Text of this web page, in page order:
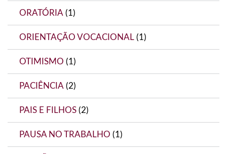
ORATÓRIA (1)
ORIENTAÇÃO VOCACIONAL (1)
OTIMISMO (1)
PACIÊNCIA (2)
PAIS E FILHOS (2)
PAUSA NO TRABALHO (1)